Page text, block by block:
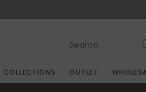
COLLECTIONS OUTLET